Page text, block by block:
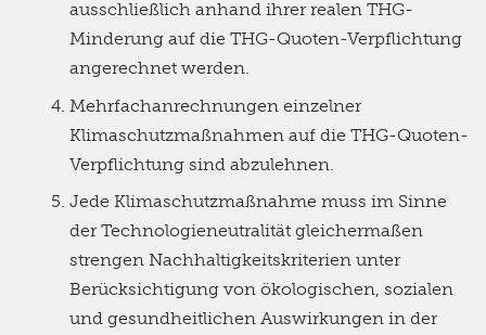
ausschließlich anhand ihrer realen THG-
Minderung auf die THG-Quoten-Verpflichtung
angerechnet werden.
Mehrfachanrechnungen einzelner
Klimaschutzmaßnahmen auf die THG-Quoten-
Verpflichtung sind abzulehnen.
Jede Klimaschutzmaßnahme muss im Sinne
der Technologieneutralität gleichermaßen
strengen Nachhaltigkeitskriterien unter
Berücksichtigung von ökologischen, sozialen
und gesundheitlichen Auswirkungen in der